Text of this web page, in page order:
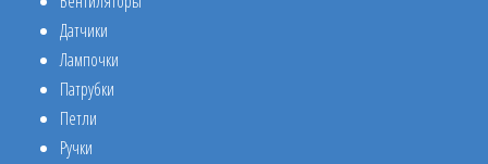
Датчики
Лампочки
Патрубки
Петли
Ручки